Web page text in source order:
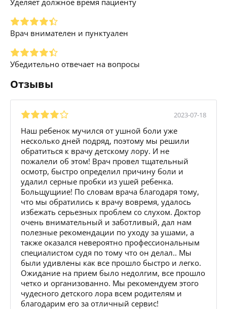
Врач внимателен и пунктуален
Убедительно отвечает на вопросы
Отзывы
2023-07-18
Наш ребенок мучился от ушной боли уже
несколько дней подряд, поэтому мы решили
обратиться к врачу детскому лору. И не
пожалели об этом! Врач провел тщательный
осмотр, быстро определил причину боли и
удалил серные пробки из ушей ребенка.
Больщущиие! По словам врача благодаря тому,
что мы обратились к врачу вовремя, удалось
избежать серьезных проблем со слухом. Доктор
очень внимательный и заботливый, дал нам
полезные рекомендации по уходу за ушами, а
также оказался невероятно профессиональным
специалистом судя по тому что он делал.. Мы
были удивлены как все прошло быстро и легко.
Ожидание на прием было недолгим, все прошло
четко и организованно. Мы рекомендуем этого
чудесного детского лора всем родителям и
благодарим его за отличный сервис!